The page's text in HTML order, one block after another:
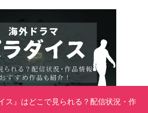
ス』はどこで見られる？配信状況・作